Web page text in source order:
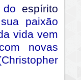
do espírito
paixão
vida vem
novas